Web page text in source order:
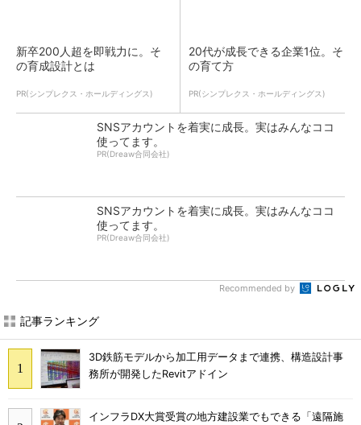
新卒200人超を即戦力に。そ
の育成設計とは
PR(シンプレクス・ホールディングス)
20代が成長できる企業1位。そ
の育て方
PR(シンプレクス・ホールディングス)
SNSアカウントを着実に成長。実はみんなココ
使ってます。
PR(Dreaw合同会社)
SNSアカウントを着実に成長。実はみんなココ
使ってます。
PR(Dreaw合同会社)
Recommended by
記事ランキング
3D鉄筋モデルから加工用データまで連携、構造設計事
務所が開発したRevitアドイン
インフラDX大賞受賞の地方建設業でもできる「遠隔施